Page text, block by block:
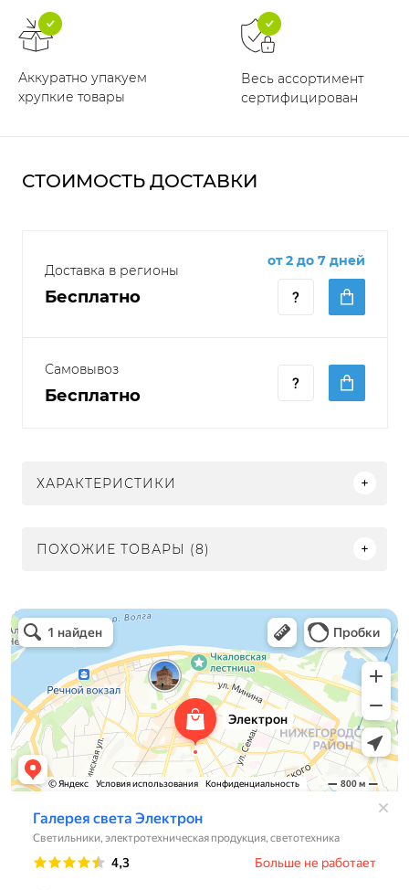
Аккуратно упакуем
хрупкие товары
Весь ассортимент
сертифицирован
СТОИМОСТЬ ДОСТАВКИ
Доставка в регионы
Бесплатно
от 2 до 7 дней
Самовывоз
Бесплатно
ХАРАКТЕРИСТИКИ
ПОХОЖИЕ ТОВАРЫ (8)
Электрон
Светильники в Нижнем Новгороде
Электротехническая продукция в Нижнем Новгороде